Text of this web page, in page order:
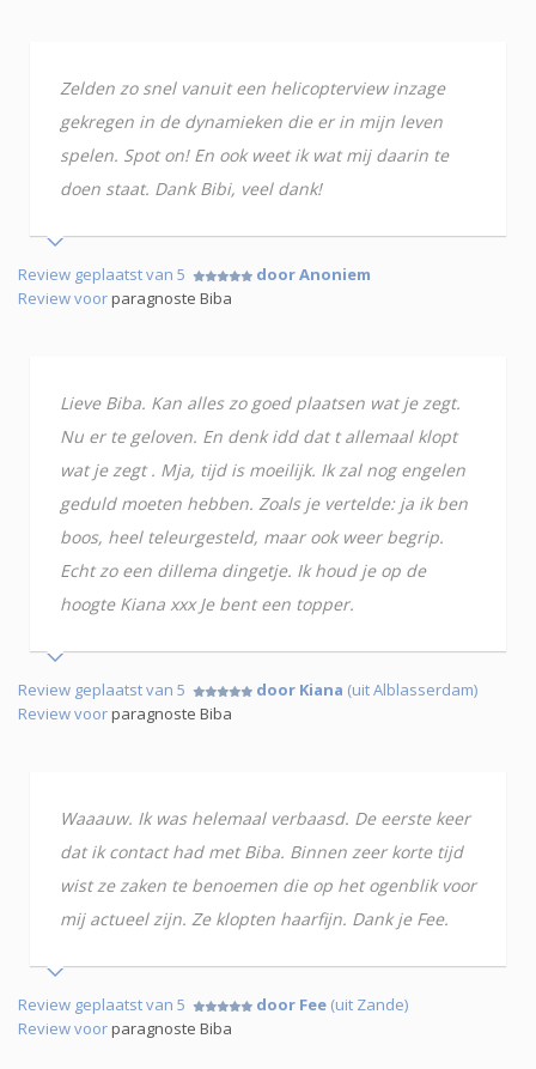
Zelden zo snel vanuit een helicopterview inzage
gekregen in de dynamieken die er in mijn leven
spelen. Spot on! En ook weet ik wat mij daarin te
doen staat. Dank Bibi, veel dank!
Review geplaatst van 5
door Anoniem
Review voorparagnoste Biba
Lieve Biba. Kan alles zo goed plaatsen wat je zegt.
Nu er te geloven. En denk idd dat t allemaal klopt
wat je zegt . Mja, tijd is moeilijk. Ik zal nog engelen
geduld moeten hebben. Zoals je vertelde: ja ik ben
boos, heel teleurgesteld, maar ook weer begrip.
Echt zo een dillema dingetje. Ik houd je op de
hoogte Kiana xxx Je bent een topper.
Review geplaatst van 5 door Kiana (uit Alblasserdam)
Review voorparagnoste Biba
Waaauw. Ik was helemaal verbaasd. De eerste keer
dat ik contact had met Biba. Binnen zeer korte tijd
wist ze zaken te benoemen die op het ogenblik voor
mij actueel zijn. Ze klopten haarfijn. Dank je Fee.
Review geplaatst van 5 door Fee (uit Zande)
Review voorparagnoste Biba